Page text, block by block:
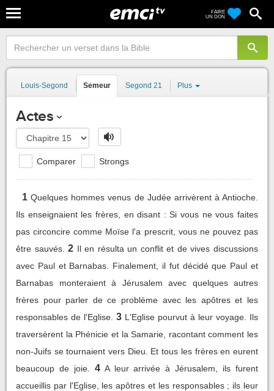
FAIRE
UN DON
Louis-Segond Semeur Segond 21 Plus
Actes
Comparer Strongs
1 Quelques hommes venus de Judée arrivèrent à Antioche.
Ils enseignaient les frères, en disant : Si vous ne vous faites
pas circoncire comme Moïse l'a prescrit, vous ne pouvez pas
être sauvés. 2 Il en résulta un conflit et de vives discussions
avec Paul et Barnabas. Finalement, il fut décidé que Paul et
Barnabas monteraient à Jérusalem avec quelques autres
frères pour parler de ce problème avec les apôtres et les
responsables de l'Eglise. 3 L'Eglise pourvut à leur voyage. Ils
traversèrent la Phénicie et la Samarie, racontant comment les
non-Juifs se tournaient vers Dieu. Et tous les frères en eurent
beaucoup de joie.
4 A leur arrivée à Jérusalem, ils furent
accueillis par l'Eglise, les apôtres et les responsables ; ils leur